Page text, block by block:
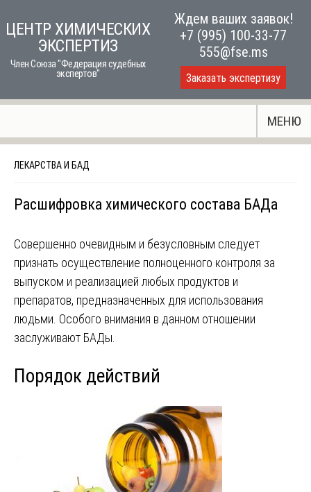
toЦЕНТР ХИМИЧЕСКИХ
ЭКСПЕРТИЗ
Член Союза "Федерация судебных
экспертов"
Ждем ваших заявок!
+7 (995) 100-33-77
555@fse.ms
Заказать экспертизу
МЕНЮ
ЛЕКАРСТВА И БАД
Расшифровка химического состава БАДа
Совершенно очевидным и безусловным следует
признать осуществление полноценного контроля за
выпуском и реализацией любых продуктов и
препаратов, предназначенных для использования
людьми. Особого внимания в данном отношении
заслуживают БАДы.
Порядок действий